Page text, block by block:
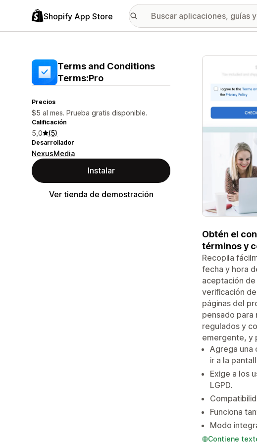
Shopify App Store
Terms and Conditions
Terms:Pro
Precios
$5 al mes. Prueba gratis disponible.
Calificación
5,0 (5)
Desarrollador
NexusMedia
Instalar
Ver tienda de demostración
Galería de
Obtén el
términos y
Recopila
fecha y hora
aceptación
verificación
páginas del
pensado para
regulados y
emergente, y
Agrega una
ir a la
Exige a los
LGPD.
Funciona
Modo
Contiene